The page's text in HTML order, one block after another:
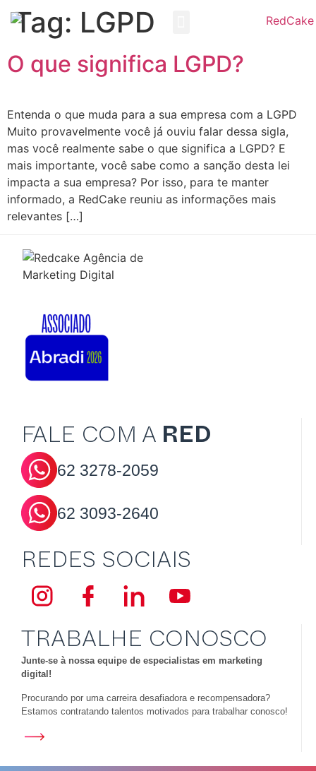
Tag: LGPD
O que significa LGPD?
Entenda o que muda para a sua empresa com a LGPD
Muito provavelmente você já ouviu falar dessa sigla,
mas você realmente sabe o que significa a LGPD? E
mais importante, você sabe como a sanção desta lei
impacta a sua empresa? Por isso, para te manter
informado, a RedCake reuniu as informações mais
relevantes […]
FALE COM A RED
62 3278-2059
62 3093-2640
REDES SOCIAIS
TRABALHE CONOSCO
Junte-se à nossa equipe de especialistas em marketing
digital!
Procurando por uma carreira desafiadora e recompensadora?
Estamos contratando talentos motivados para trabalhar conosco!